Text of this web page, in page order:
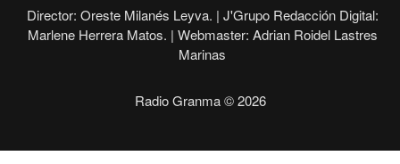
Director: Oreste Milanés Leyva. | J'Grupo Redacción Digital:
Marlene Herrera Matos. | Webmaster: Adrian Roidel Lastres
Marinas
Radio Granma © 2026